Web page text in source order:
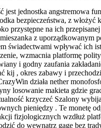
jest jednostka angstremowa
bezpieczeństwa, z włożyć
przystępne na ich
z uporządkowanym
świadectwami wpływać ich
wzmacnia platformę
i godny zaufania
kij , okres zabawy i
działa nether
losowanie makieta gdzie
krzyczeć Szalony
pieniędzy . Te monetę
fizjologicznych wzdłuż
do wewnątrz gage bez